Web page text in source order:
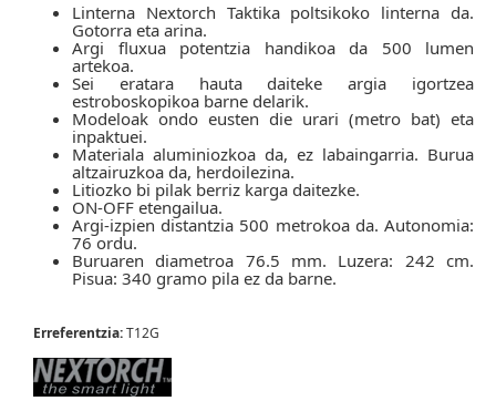
Linterna Nextorch Taktika poltsikoko linterna da.
Gotorra eta arina.
Argi fluxua potentzia handikoa da 500 lumen
artekoa.
Sei eratara hauta daiteke argia igortzea
estroboskopikoa barne delarik.
Modeloak ondo eusten die urari (metro bat) eta
inpaktuei.
Materiala aluminiozkoa da, ez labaingarria. Burua
altzairuzkoa da, herdoilezina.
Litiozko bi pilak berriz karga daitezke.
ON-OFF etengailua.
Argi-izpien distantzia 500 metrokoa da. Autonomia:
76 ordu.
Buruaren diametroa 76.5 mm. Luzera: 242 cm.
Pisua: 340 gramo pila ez da barne.
Erreferentzia:T12G